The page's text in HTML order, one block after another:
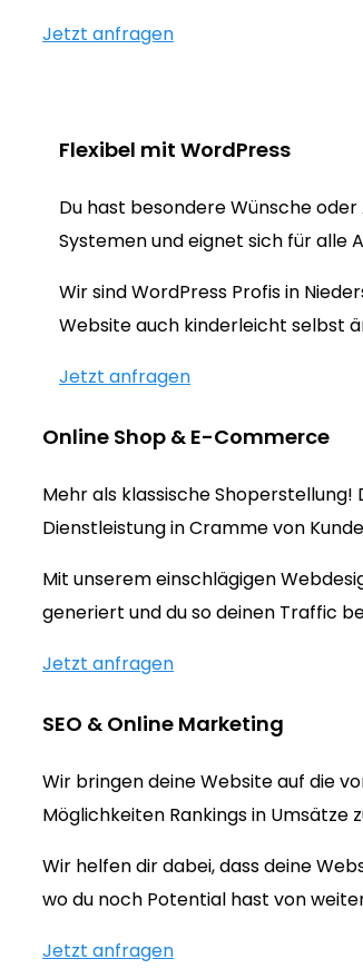
Jetzt anfragen
Flexibel mit WordPress
Du hast besondere Wünsche
Systemen und eignet sich für alle
Wir sind WordPress Profis in
Website auch kinderleicht selbst
Jetzt anfragen
Online Shop & E-Commerce
Mehr als klassische
Dienstleistung in Cramme von
Mit unserem einschlägigen
generiert und du so deinen Traffic
Jetzt anfragen
SEO & Online Marketing
Wir bringen deine Website auf die
Möglichkeiten Rankings in Umsätze
Wir helfen dir dabei, dass deine
wo du noch Potential hast von
Jetzt anfragen